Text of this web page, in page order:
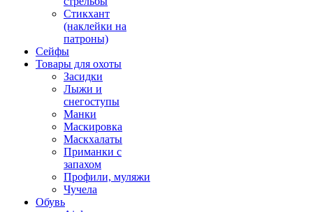
Стикхант
(наклейки на
патроны)
Сейфы
Товары для охоты
Засидки
Лыжи и
снегоступы
Манки
Маскировка
Маскхалаты
Приманки с
запахом
Профили, муляжи
Чучела
Обувь